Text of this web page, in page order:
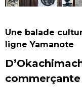
Économie
Société
Une balade
ligne Yamanote